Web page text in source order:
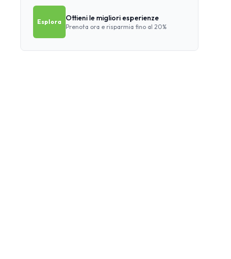
Esplora Ottieni le migliori esperienze
Prenota ora e risparmia fino al 20%